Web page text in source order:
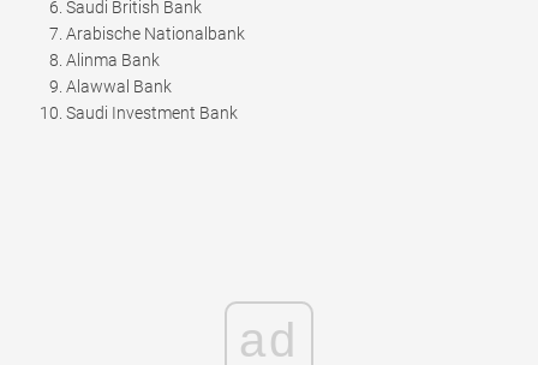
Saudi British Bank
Arabische Nationalbank
Alinma Bank
Alawwal Bank
Saudi Investment Bank
ad